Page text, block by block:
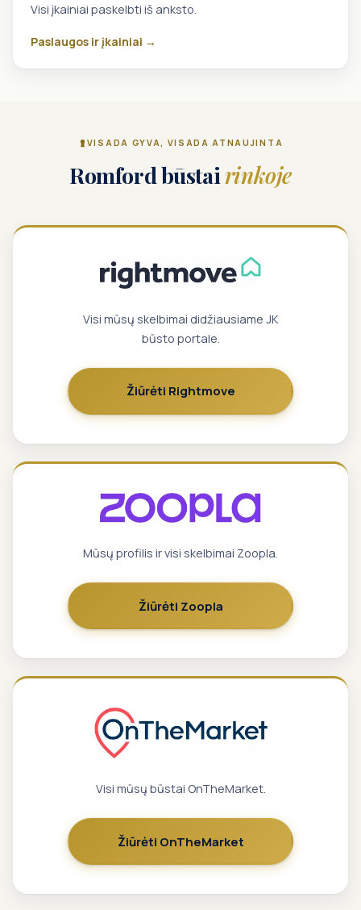
Visi įkainiai paskelbti iš anksto.
Paslaugos ir įkainiai →
VISADA GYVA, VISADA ATNAUJINTA
Romford būstairinkoje
Visi mūsų skelbimai didžiausiame JK
būsto portale.
Žiūrėti Rightmove
Mūsų profilis ir visi skelbimai Zoopla.
Žiūrėti Zoopla
Visi mūsų būstai OnTheMarket.
Žiūrėti OnTheMarket